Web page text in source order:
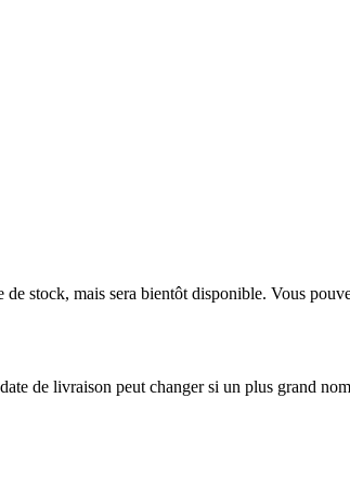
de stock, mais sera bientôt disponible. Vous
de livraison peut changer si un plus grand